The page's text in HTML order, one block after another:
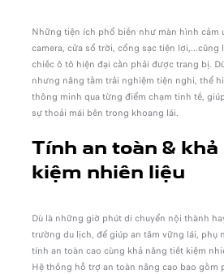
Những tiện ích phổ biến như màn hình cảm
camera, cửa sổ trời, cổng sạc tiện lợi,...cũng
chiếc ô tô hiện đại cần phải được trang bị.
nhưng nâng tầm trải nghiệm tiện nghi, thể
thông minh qua từng điểm chạm tinh tế,
sự thoải mái bên trong khoang lái.
Tính an toàn &
kiệm nhiên liệu
Dù là những giờ phút di chuyển nội thành
trường du lịch, để giúp an tâm vững lái, phụ
tính an toàn cao cùng khả năng tiết kiệm
Hệ thống hỗ trợ an toàn nâng cao bao gồm